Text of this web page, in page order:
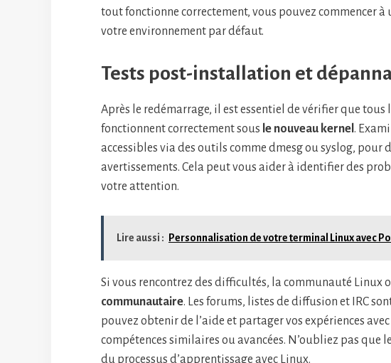
tout fonctionne correctement, vous pouvez commencer
votre environnement par défaut.
Tests post-installation et
Après le redémarrage, il est essentiel de vérifier que tous
fonctionnent correctement sous le nouveau kernel .
accessibles via des outils comme dmesg ou syslog, pour
avertissements. Cela peut vous aider à identifier des
votre attention.
Lire aussi : Personnalisation de votre terminal Linux avec
Si vous rencontrez des difficultés, la communauté Linux
communautaire. Les forums, listes de diffusion et IRC
pouvez obtenir de l’aide et partager vos expériences
compétences similaires ou avancées. N’oubliez pas
du processus d’apprentissage avec Linux.